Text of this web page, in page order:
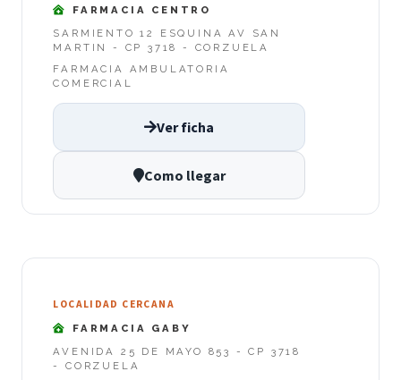
FARMACIA CENTRO
SARMIENTO 12 ESQUINA AV SAN
MARTIN - CP 3718 - CORZUELA
FARMACIA AMBULATORIA
COMERCIAL
Ver ficha
Como llegar
LOCALIDAD CERCANA
FARMACIA GABY
AVENIDA 25 DE MAYO 853 - CP 3718
- CORZUELA